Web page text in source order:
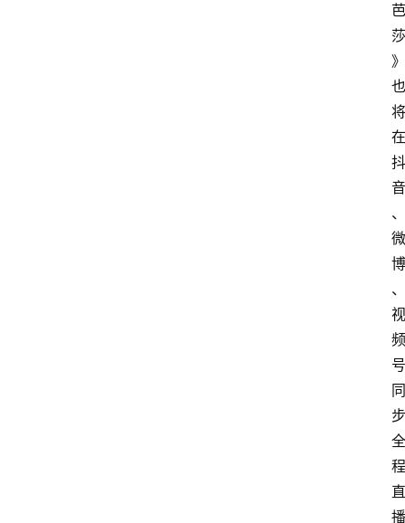
芭
莎
》
也
将
在
抖
音
、
微
博
、
视
频
号
同
步
全
程
直
播